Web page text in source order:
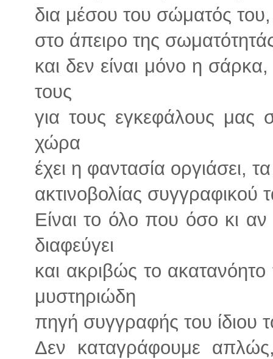
δια μέσου του σώματός του,
στο άπειρο της
και δεν είναι μόνο η σάρκα,
τους
για τους εγκεφάλους μας
χώρα
έχει η φαντασία οργιάσει,
ακτινοβολίας συγγραφικού
Είναι το όλο που όσο κι
διαφεύγει
και ακριβώς το
μυστηριώδη
πηγή συγγραφής του ίδιου
Δεν καταγράφουμε απλώς,